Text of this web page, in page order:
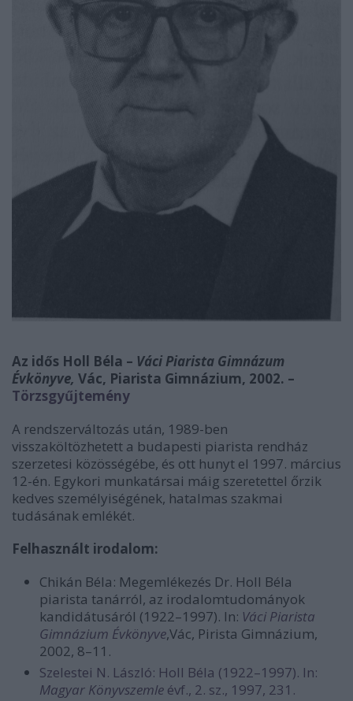
Az idős Holl Béla – Váci Piarista Gimnázum
Évkönyve, Vác, Piarista Gimnázium, 2002. –
Törzsgyűjtemény
A rendszerváltozás után, 1989-ben
visszaköltözhetett a budapesti piarista rendház
szerzetesi közösségébe, és ott hunyt el 1997. március
12-én. Egykori munkatársai máig szeretettel őrzik
kedves személyiségének, hatalmas szakmai
tudásának emlékét.
Felhasznált irodalom:
Chikán Béla: Megemlékezés Dr. Holl Béla
piarista tanárról, az irodalomtudományok
kandidátusáról (1922–1997). In: Váci Piarista
Gimnázium Évkönyve,Vác, Pirista Gimnázium,
2002, 8–11.
Szelestei N. László: Holl Béla (1922–1997). In:
Magyar Könyvszemle évf., 2. sz., 1997, 231.